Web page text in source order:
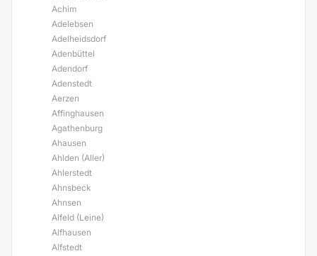
Achim
Adelebsen
Adelheidsdorf
Adenbüttel
Adendorf
Adenstedt
Aerzen
Affinghausen
Agathenburg
Ahausen
Ahlden (Aller)
Ahlerstedt
Ahnsbeck
Ahnsen
Alfeld (Leine)
Alfhausen
Alfstedt